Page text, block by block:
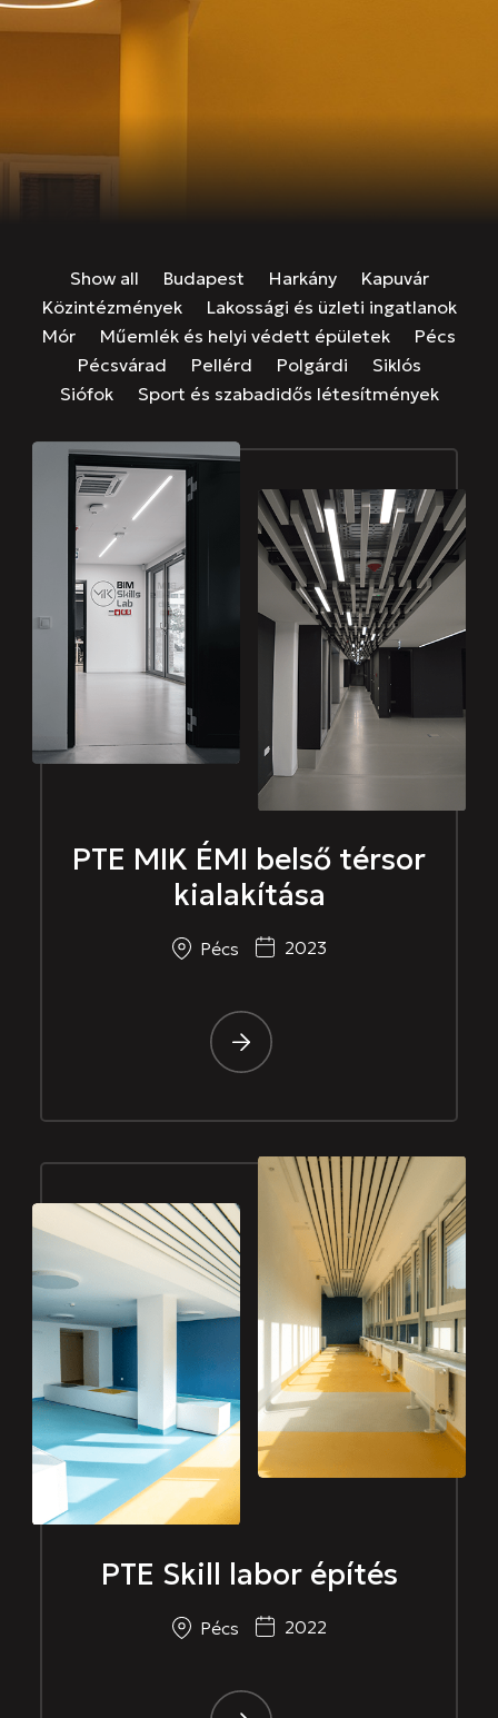
Show all Budapest Harkány
Kapuvár
Közintézmények
Lakossági és üzleti ingatlanok
Mór
Műemlék és helyi védett épületek
Pécs
Pécsvárad
Pellérd Polgárdi
Siklós
Siófok
Sport és szabadidős létesítmények
PTE MIK ÉMI belső térsor
kialakítása
Pécs 2023
PTE Skill labor építés
Pécs 2022